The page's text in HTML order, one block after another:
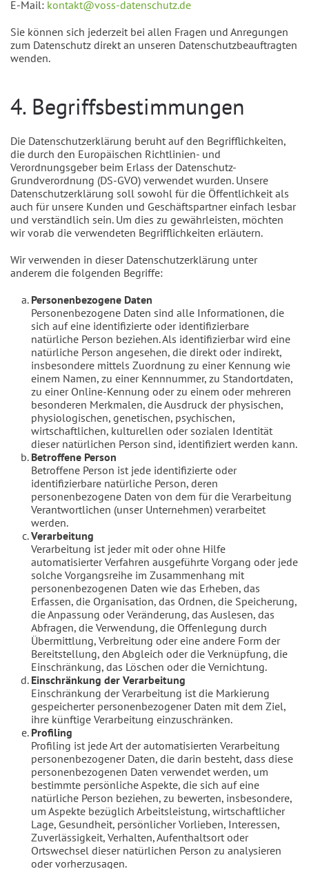
E-Mail: kontakt@voss-datenschutz.de
Sie können sich jederzeit bei allen Fragen und Anregungen
zum Datenschutz direkt an unseren Datenschutzbeauftragten
wenden.
4. Begriffsbestimmungen
Die Datenschutzerklärung beruht auf den Begrifflichkeiten,
die durch den Europäischen Richtlinien- und
Verordnungsgeber beim Erlass der Datenschutz-
Grundverordnung (DS-GVO) verwendet wurden. Unsere
Datenschutzerklärung soll sowohl für die Öffentlichkeit als
auch für unsere Kunden und Geschäftspartner einfach lesbar
und verständlich sein. Um dies zu gewährleisten, möchten
wir vorab die verwendeten Begrifflichkeiten erläutern.
Wir verwenden in dieser Datenschutzerklärung unter
anderem die folgenden Begriffe:
Personenbezogene Daten
Personenbezogene Daten sind alle Informationen, die
sich auf eine identifizierte oder identifizierbare
natürliche Person beziehen. Als identifizierbar wird eine
natürliche Person angesehen, die direkt oder indirekt,
insbesondere mittels Zuordnung zu einer Kennung wie
einem Namen, zu einer Kennnummer, zu Standortdaten,
zu einer Online-Kennung oder zu einem oder mehreren
besonderen Merkmalen, die Ausdruck der physischen,
physiologischen, genetischen, psychischen,
wirtschaftlichen, kulturellen oder sozialen Identität
dieser natürlichen Person sind, identifiziert werden kann.
Betroffene Person
Betroffene Person ist jede identifizierte oder
identifizierbare natürliche Person, deren
personenbezogene Daten von dem für die Verarbeitung
Verantwortlichen (unser Unternehmen) verarbeitet
werden.
Verarbeitung
Verarbeitung ist jeder mit oder ohne Hilfe
automatisierter Verfahren ausgeführte Vorgang oder jede
solche Vorgangsreihe im Zusammenhang mit
personenbezogenen Daten wie das Erheben, das
Erfassen, die Organisation, das Ordnen, die Speicherung,
die Anpassung oder Veränderung, das Auslesen, das
Abfragen, die Verwendung, die Offenlegung durch
Übermittlung, Verbreitung oder eine andere Form der
Bereitstellung, den Abgleich oder die Verknüpfung, die
Einschränkung, das Löschen oder die Vernichtung.
Einschränkung der Verarbeitung
Einschränkung der Verarbeitung ist die Markierung
gespeicherter personenbezogener Daten mit dem Ziel,
ihre künftige Verarbeitung einzuschränken.
Profiling
Profiling ist jede Art der automatisierten Verarbeitung
personenbezogener Daten, die darin besteht, dass diese
personenbezogenen Daten verwendet werden, um
bestimmte persönliche Aspekte, die sich auf eine
natürliche Person beziehen, zu bewerten, insbesondere,
um Aspekte bezüglich Arbeitsleistung, wirtschaftlicher
Lage, Gesundheit, persönlicher Vorlieben, Interessen,
Zuverlässigkeit, Verhalten, Aufenthaltsort oder
Ortswechsel dieser natürlichen Person zu analysieren
oder vorherzusagen.